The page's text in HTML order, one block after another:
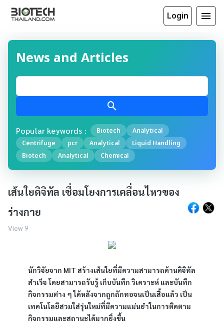
Login
News and Articles
Popular keywords : Biotech
Analytical
Centrifuge
pcr Analytical
Liquid Handling
Biotech
Analytical Chemical
เส้นใยดิจิทัล เชื่อมโยงการเคลื่อนไหวของ
ร่างกาย
View 9
นักวิจัยจาก MIT สร้างเส้นใยที่มีความสามารถด้านดิจิทัล
สำเร็จ โดยสามารถรับรู้ เก็บบันทึก วิเคราะห์ และบันทึก
กิจกรรมต่าง ๆ ได้หลังจากถูกถักทอจนเป็นเสื้อแล้ว เป็น
เทคโนโลยีสวมใส่รุ่นใหม่ที่มีความแม่นยำในการติดตาม
กิจกรรมและสถานะได้มากยิ่งขึ้น